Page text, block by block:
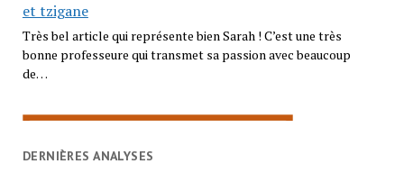
et tzigane
Très bel article qui représente bien Sarah ! C’est une très
bonne professeure qui transmet sa passion avec beaucoup
de…
DERNIÈRES ANALYSES